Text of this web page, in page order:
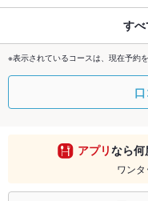
す
※表示されているコースは、現在予約
アプリなら何
ワン